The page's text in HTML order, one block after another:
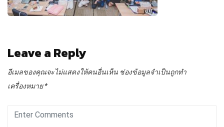
Leave a Reply
อีเมลของคุณจะไม่แสดงให้คนอื่นเห็น ช่องข้อมูลจำเป็นถูกทำ
เครื่องหมาย*